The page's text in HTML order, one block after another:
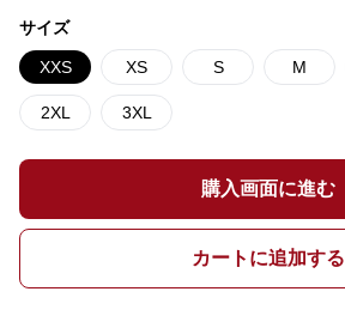
サイズ
XXS XS S M
2XL 3XL
購入画面に進む
カートに追加する